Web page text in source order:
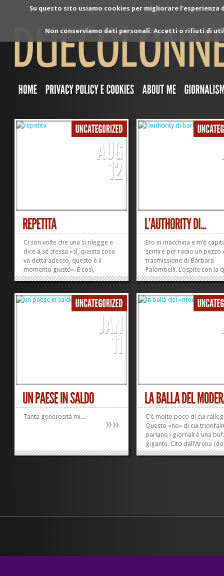
Su questo sito usiamo cookies per migliorare
Non conserviamo dati personali. Accetti o rifiuti di
Ci son volte che una si rilegge e
dice a sé stessa «sì, questa cosa
va detta adesso, questo è il
momento giusto». E così,
quell’una pensa che forse può
che ha un suo perché
esattamente adesso, mentre in
testa le ronzano le questioni
»»
Ero in macchina e m’è
sentire per radio un pezzo
trasmissione di Barbara
Palombelli. L’ospite con la
parlava era Fiorella
cognome solo non basta a
chi siamo. La FKPS è stata
Tanta generosità mi... »»
C’è molto poco di cui
Questo «no» di cui
parlano i giornali è una
gigante. Cito dall’Arena
lavora almeno un paio di